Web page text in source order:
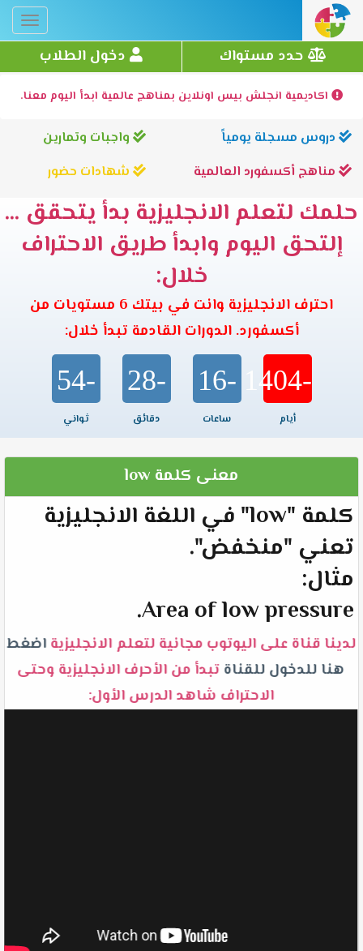
حدد مستواك دخول الطلاب
اكاديمية انجلش بيس اونلاين بمناهج عالمية ابدأ اليوم معنا.
دروس مسجلة يومياً
واجبات وتمارين
مناهج أكسفورد العالمية
شهادات حضور
حلمك لتعلم الانجليزية بدأ يتحقق ...
إلتحق اليوم وابدأ طريق الاحتراف
خلال:
احترف الانجليزية وانت في بيتك 6 مستويات من
أكسفورد. الدورات القادمة تبدأ خلال:
-1404
أيام
-16
ساعات
-28
دقائق
-54
ثواني
معنى كلمة low
كلمة "low" في اللغة الانجليزية
تعني "منخفض".
مثال:
Area of low pressure.
لدينا قناة على اليوتوب مجانية لتعلم الانجليزية اضغط
هنا للدخول للقناةتبدأ من الأحرف الانجليزية وحتى
الاحتراف شاهد الدرس الأول: